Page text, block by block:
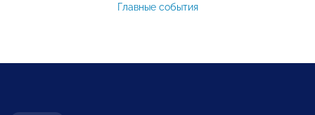
Главные события